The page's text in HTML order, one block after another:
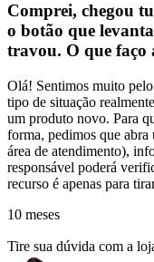
Comprei, chegou
o botão que
travou. O que faço
Olá! Sentimos muito
tipo de situação
um produto novo. Para
forma, pedimos que
área de atendimento),
responsável poderá
recurso é apenas para
10 meses
Tire sua dúvida com a